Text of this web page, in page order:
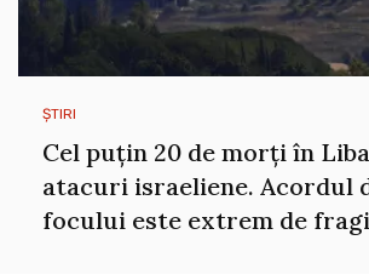
ȘTIRI
Cel puțin 20 de morți în
atacuri israeliene. Acordul
focului este extrem de